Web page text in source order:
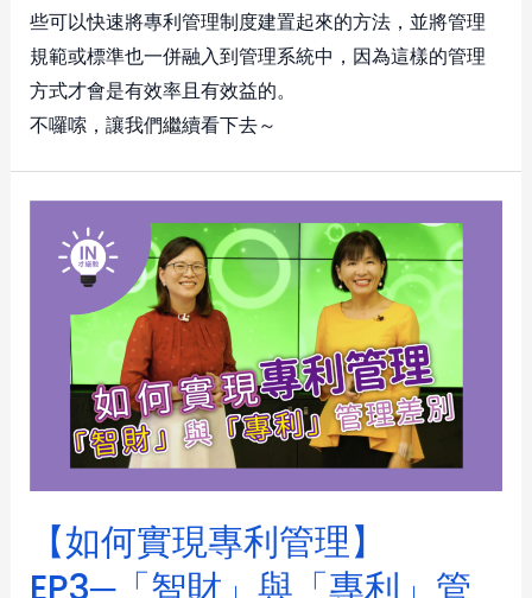
些可以快速將專利管理制度建置起來的方法，並將管理
規範或標準也一併融入到管理系統中，因為這樣的管理
方式才會是有效率且有效益的。
不囉嗦，讓我們繼續看下去～
【如何實現專利管理】